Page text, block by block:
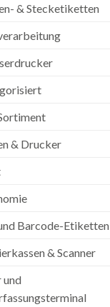
& Stecketiketten
& Drucker
Barcode-Etiketten
& Scanner
und